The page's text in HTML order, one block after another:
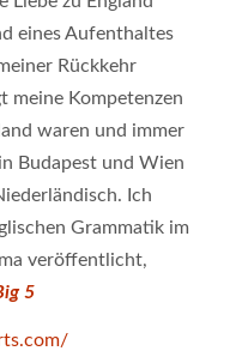
eines Aufenthaltes
Rückkehr
meine Kompetenzen
waren und immer
Budapest und Wien
Ich
Grammatik im
veröffentlicht,
5